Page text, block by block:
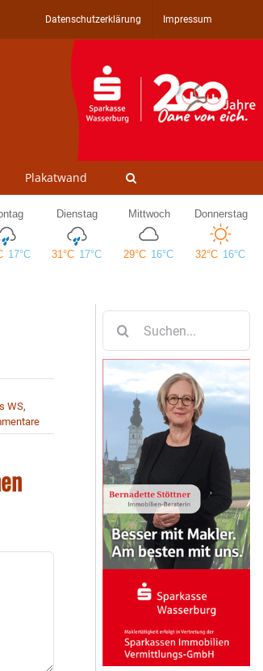
Datenschutzerklärung Impressum
Plakatwand
WS,
nach: